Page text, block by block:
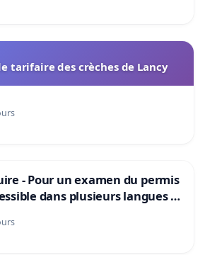
tarifaire des crèches de Lancy
- Pour un examen du permis
dans plusieurs langues à